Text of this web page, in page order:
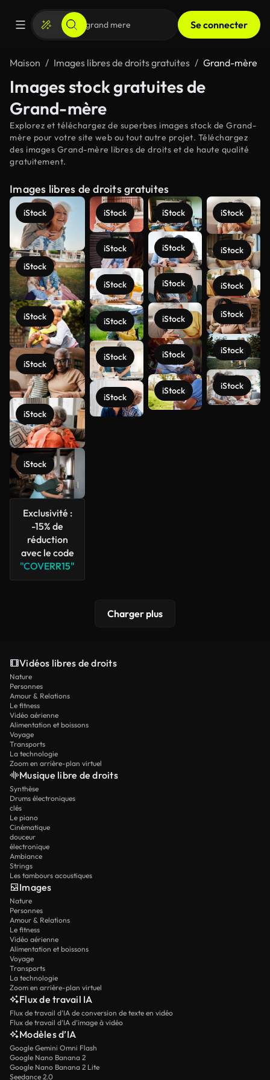
Se connecter
Maison Images libres de droits gratuites Grand-mère
Images stock gratuites de
Grand-mère
Explorez et téléchargez de superbes images stock de Grand-
mère pour votre site web ou tout autre projet. Téléchargez
des images Grand-mère libres de droits et de haute qualité
gratuitement.
Images libres de droits gratuites
iStock
iStock
iStock
iStock
iStock
iStock
Exclusivité :
-15% de
réduction
avec le code
"COVERR15"
iStock
iStock
iStock
iStock
iStock
iStock
iStock
iStock
iStock
iStock
iStock
iStock
iStock
iStock
iStock
iStock
iStock
iStock
Charger plus
Vidéos libres de droits
Nature
Personnes
Amour & Relations
Le fitness
Vidéo aérienne
Alimentation et boissons
Voyage
Transports
La technologie
Zoom en arrière-plan virtuel
Musique libre de droits
Synthèse
Drums électroniques
clés
Le piano
Cinématique
douceur
électronique
Ambiance
Strings
Les tambours acoustiques
Images
Nature
Personnes
Amour & Relations
Le fitness
Vidéo aérienne
Alimentation et boissons
Voyage
Transports
La technologie
Zoom en arrière-plan virtuel
Flux de travail IA
Flux de travail d’IA de conversion de texte en vidéo
Flux de travail d’IA d’image à vidéo
Modèles d’IA
Google Gemini Omni Flash
Google Nano Banana 2
Google Nano Banana 2 Lite
Seedance 2.0